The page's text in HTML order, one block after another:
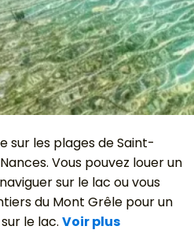
sur les plages de Saint-
Vous pouvez louer un
sur le lac ou vous
du Mont Grêle pour un
le lac. Voir plus